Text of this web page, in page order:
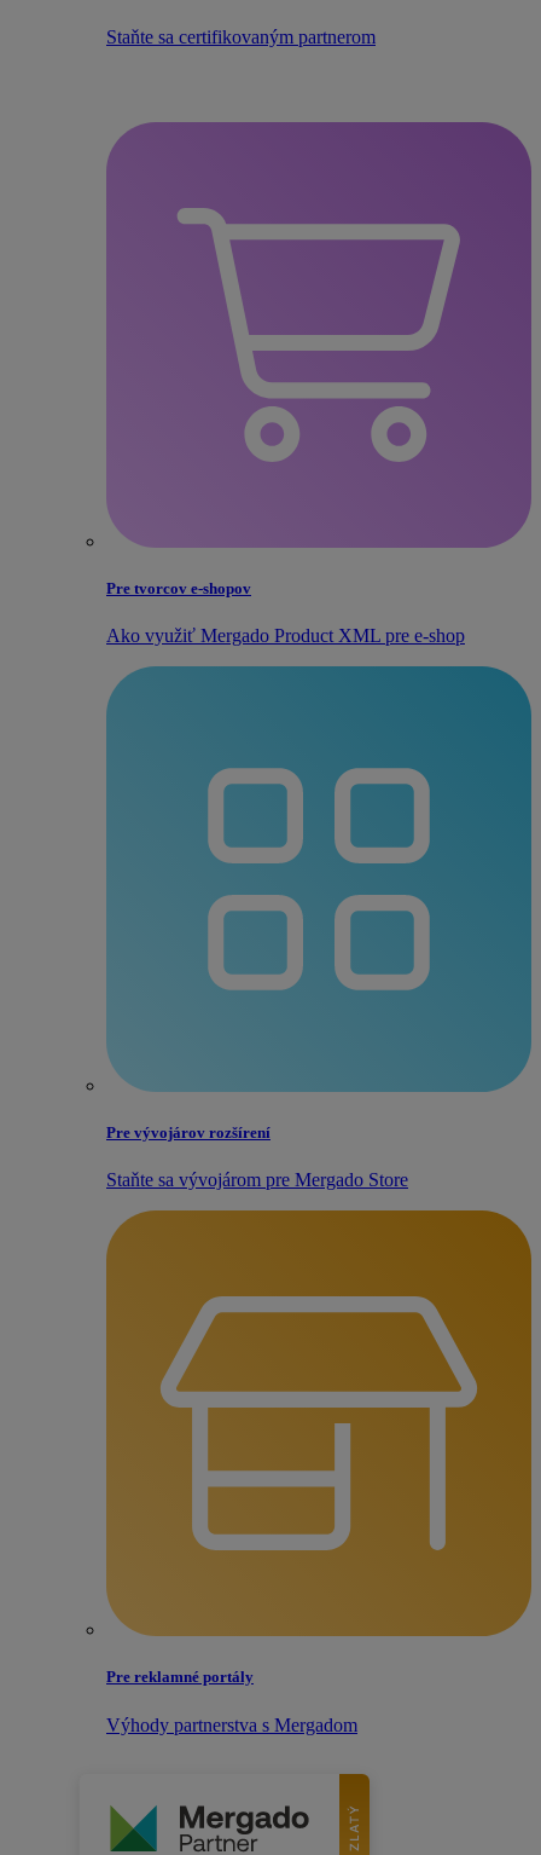
Staňte sa certifikovaným partnerom
Pre tvorcov e‑shopov
Ako využiť Mergado Product XML pre e‑shop
Pre vývojárov rozšírení
Staňte sa vývojárom pre Mergado Store
Pre reklamné portály
Výhody partnerstva s Mergadom